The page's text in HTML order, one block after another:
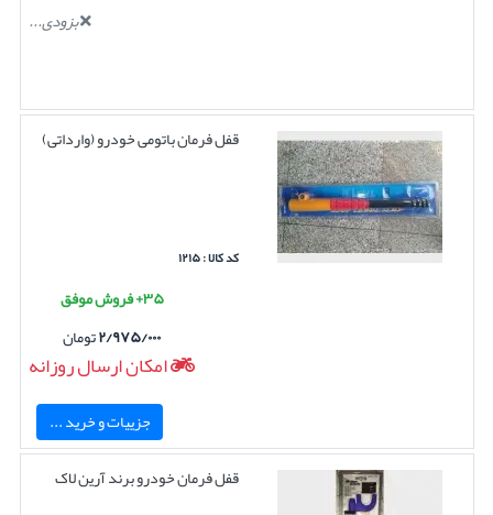
بزودی...
قفل فرمان باتومی خودرو (وارداتی)
کد کالا : ۱۲۱۵
۳۵+ فروش موفق
۲/۹۷۵/۰۰۰تومان
امکان ارسال روزانه
جزییات و خرید ...
قفل فرمان خودرو برند آرین لاک